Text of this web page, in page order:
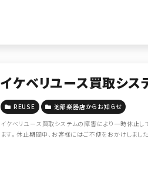
イケベリユース買取シス
REUSE
池部楽器店からお知らせ
イケベリユース買取システムの障害により一時休止し
ます。 休止期間中、お客様にはご不便をおかけしまし